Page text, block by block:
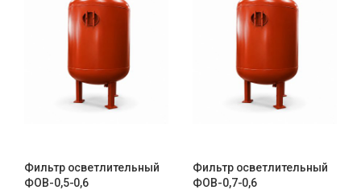
Фильтр осветлительный
ФОВ-0,5-0,6
Фильтр осветлительный
ФОВ-0,7-0,6